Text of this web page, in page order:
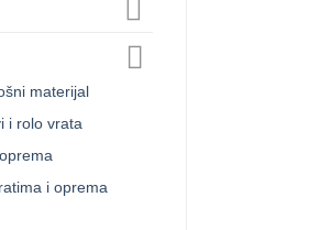
materijal
i rolo vrata
i oprema